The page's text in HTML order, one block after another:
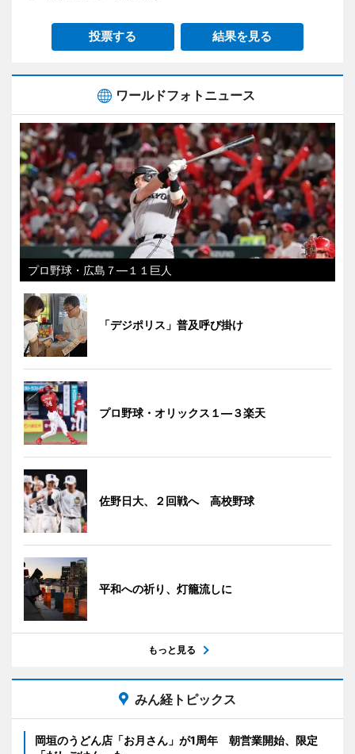
投票する 結果を見る
ワールドフォトニュース
プロ野球・広島７―１１巨人
「デジポリス」普及呼び掛け
プロ野球・オリックス１―３楽天
佐野日大、２回戦へ 高校野球
平和への祈り、灯籠流しに
もっと見る
みん経トピックス
岡垣のうどん店「お月さん」が1周年 朝営業開始、限定